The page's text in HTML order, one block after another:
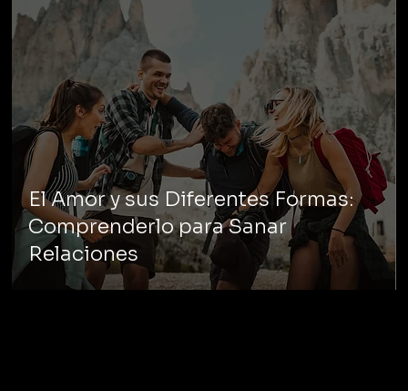
El Amor y sus Diferentes Formas:
Comprenderlo para Sanar
Relaciones